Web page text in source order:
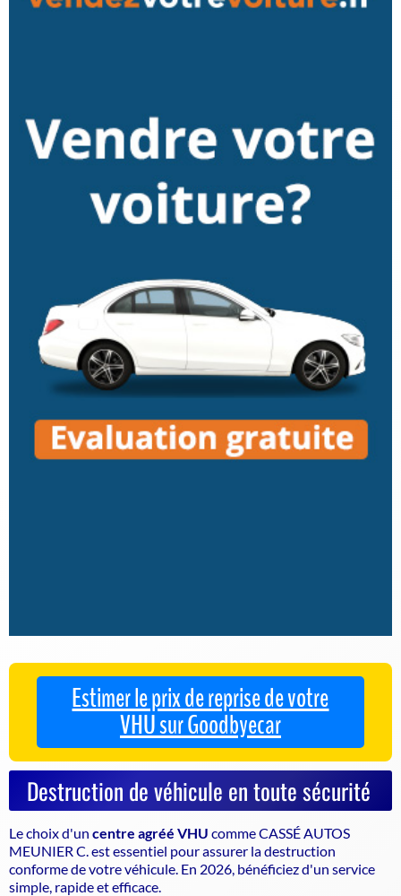
Estimer le prix de reprise de votre
VHU sur Goodbyecar
Destruction de véhicule en toute sécurité
Le choix d'un centre agréé VHU comme CASSÉ AUTOS
MEUNIER C. est essentiel pour assurer ladestruction
conforme de votre véhicule . En 2026, bénéficiez d'un service
simple, rapide et efficace.